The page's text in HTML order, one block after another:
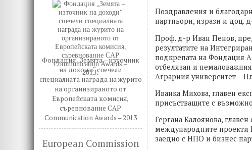
Фондация „Земята – източник
на доходи“ спечели
специалната награда на журито
на организираното от
Европейската комисия,
съревнование CAP
Communication Awards – 2013
European Commission
Поздравления и
партньори, изрази и доц.
Проф. д-р Иван Пенов,
резултатите на
подкрепата на Фондация
отбелязан и
Аграрния университет –
Иванка Михова, главен
присъстващите с
Гергана Калоянова,
международните проекти
заедно с НПО и бизнес